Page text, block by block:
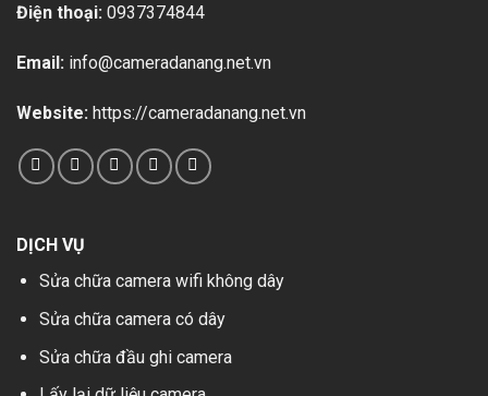
Điện thoại: 0937374844
Email: info@cameradanang.net.vn
Website: https://cameradanang.net.vn
DỊCH VỤ
Sửa chữa camera wifi không dây
Sửa chữa camera có dây
Sửa chữa đầu ghi camera